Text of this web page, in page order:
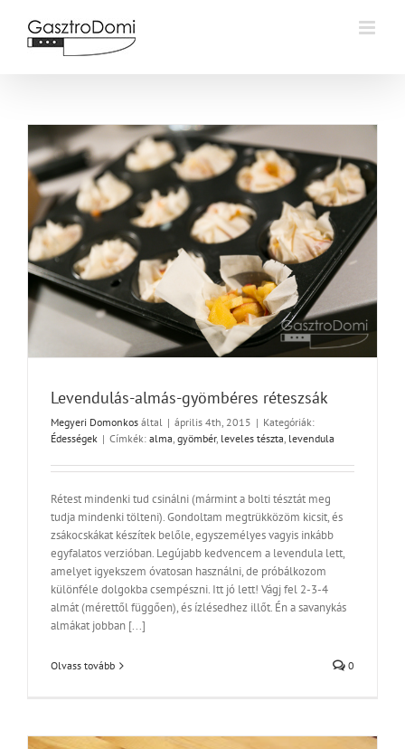
Levendulás-almás-gyömbéres réteszsák
Megyeri Domonkos által | április 4th, 2015 | Kategóriák:
Édességek | Címkék: alma, gyömbér, leveles tészta, levendula
Rétest mindenki tud csinálni (mármint a bolti tésztát meg
tudja mindenki tölteni). Gondoltam megtrükközöm kicsit, és
zsákocskákat készítek belőle, egyszemélyes vagyis inkább
egyfalatos verzióban. Legújabb kedvencem a levendula lett,
amelyet igyekszem óvatosan használni, de próbálkozom
különféle dolgokba csempészni. Itt jó lett! Vágj fel 2-3-4
almát (mérettől függően), és ízlésedhez illőt. Én a savanykás
almákat jobban [...]
Olvass tovább 0